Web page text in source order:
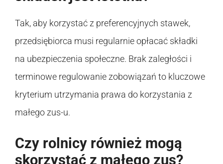
Tak, aby korzystać z preferencyjnych stawek,
przedsiębiorca musi regularnie opłacać składki
na ubezpieczenia społeczne. Brak zaległości i
terminowe regulowanie zobowiązań to kluczowe
kryterium utrzymania prawa do korzystania z
małego zus-u.
Czy rolnicy również mogą
skorzystać z małego zus?